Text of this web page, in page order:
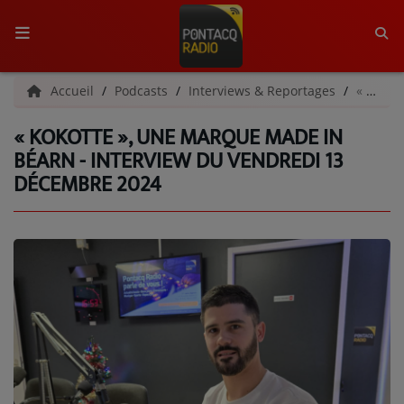
ACCUEIL
RADIO
QUI SOMMES-NOUS ?
L'ÉQUIPE
GRILLE DES PROGRAMMES
C'ÉTAIT QUOI CE TITRE ?
MÉDIAS
PODCASTS - SAISON 2026/2027
Accueil Podcasts Interviews & Reportages « Kokotte », une marque made in Béarn - Interview du vendredi 13 décembre 2024
« KOKOTTE », UNE MARQUE MADE IN
BÉARN - INTERVIEW DU VENDREDI 13
DÉCEMBRE 2024